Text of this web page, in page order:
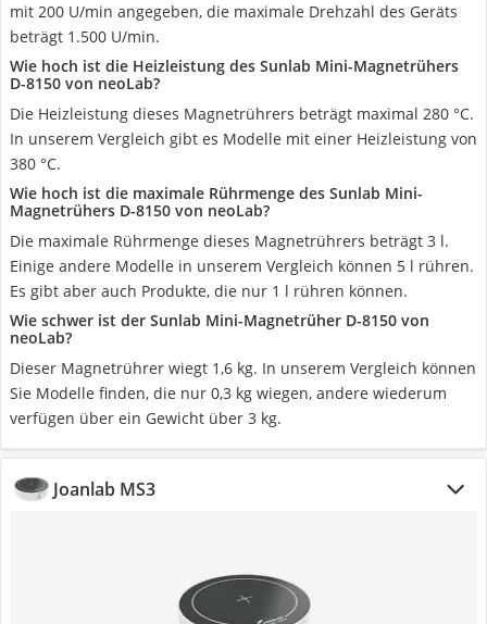
mit 200 U/min angegeben, die maximale Drehzahl des Geräts
beträgt 1.500 U/min.
Wie hoch ist die Heizleistung des Sunlab Mini-Magnetrühers
D-8150 von neoLab?
Die Heizleistung dieses Magnetrührers beträgt maximal 280 °C.
In unserem Vergleich gibt es Modelle mit einer Heizleistung von
380 °C.
Wie hoch ist die maximale Rührmenge des Sunlab Mini-
Magnetrühers D-8150 von neoLab?
Die maximale Rührmenge dieses Magnetrührers beträgt 3 l.
Einige andere Modelle in unserem Vergleich können 5 l rühren.
Es gibt aber auch Produkte, die nur 1 l rühren können.
Wie schwer ist der Sunlab Mini-Magnetrüher D-8150 von
neoLab?
Dieser Magnetrührer wiegt 1,6 kg. In unserem Vergleich können
Sie Modelle finden, die nur 0,3 kg wiegen, andere wiederum
verfügen über ein Gewicht über 3 kg.
Joanlab MS3